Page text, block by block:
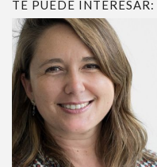
TE PUEDE INTERESAR: